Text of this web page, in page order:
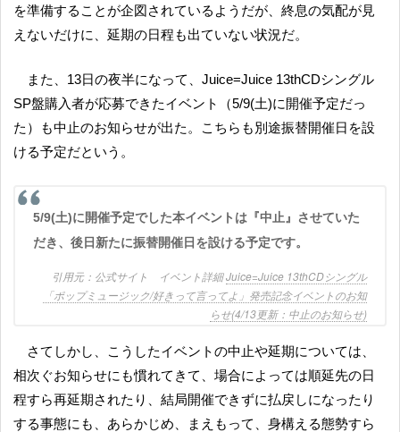
を準備することが企図されているようだが、終息の気配が見
えないだけに、延期の日程も出ていない状況だ。
また、13日の夜半になって、Juice=Juice 13thCDシングル
SP盤購入者が応募できたイベント（5/9(土)に開催予定だっ
た）も中止のお知らせが出た。こちらも別途振替開催日を設
ける予定だという。
5/9(土)に開催予定でした本イベントは『中止』させていた
だき、後日新たに振替開催日を設ける予定です。
公式サイト イベント詳細Juice=Juice 13thCDシングル
「ポップミュージック/好きって言ってよ」発売記念イベントのお知
らせ(4/13更新：中止のお知らせ)
さてしかし、こうしたイベントの中止や延期については、
相次ぐお知らせにも慣れてきて、場合によっては順延先の日
程すら再延期されたり、結局開催できずに払戻しになったり
する事態にも、あらかじめ、まえもって、身構える態勢すら